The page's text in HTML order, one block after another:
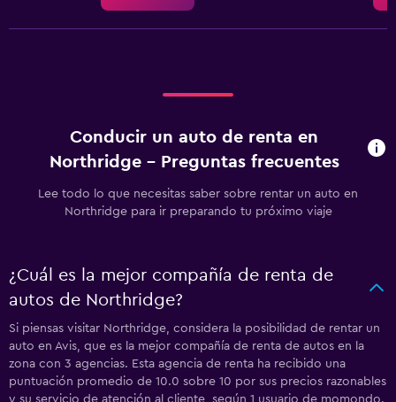
Conducir un auto de renta en
Northridge - Preguntas frecuentes
Lee todo lo que necesitas saber sobre rentar un auto en
Northridge para ir preparando tu próximo viaje
¿Cuál es la mejor compañía de renta de
autos de Northridge?
Si piensas visitar Northridge, considera la posibilidad de rentar un
auto en Avis, que es la mejor compañía de renta de autos en la
zona con 3 agencias. Esta agencia de renta ha recibido una
puntuación promedio de 10.0 sobre 10 por sus precios razonables
y su servicio de atención al cliente, según 1 usuario de momondo.